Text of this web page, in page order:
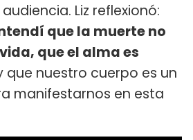
Liz reflexionó:
que la muerte no
que el alma es
que nuestro cuerpo es un
manifestarnos en esta